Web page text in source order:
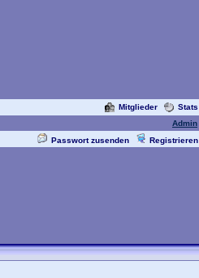
Mitglieder
Stats
Admin
Passwort zusenden Registrieren